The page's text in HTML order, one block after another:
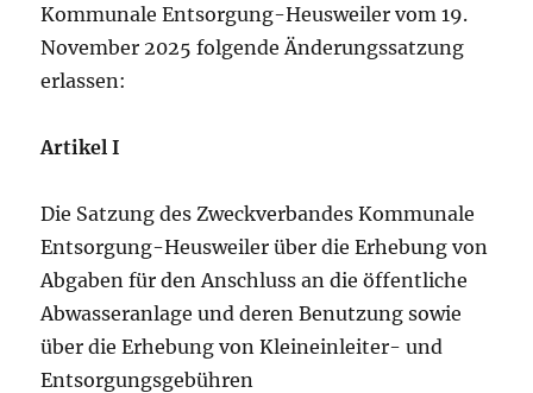
Kommunale Entsorgung-Heusweiler vom 19.
November 2025 folgende Änderungssatzung
erlassen:
Artikel I
Die Satzung des Zweckverbandes Kommunale
Entsorgung-Heusweiler über die Erhebung von
Abgaben für den Anschluss an die öffentliche
Abwasseranlage und deren Benutzung sowie
über die Erhebung von Kleineinleiter- und
Ent­sor­gungs­gebühren